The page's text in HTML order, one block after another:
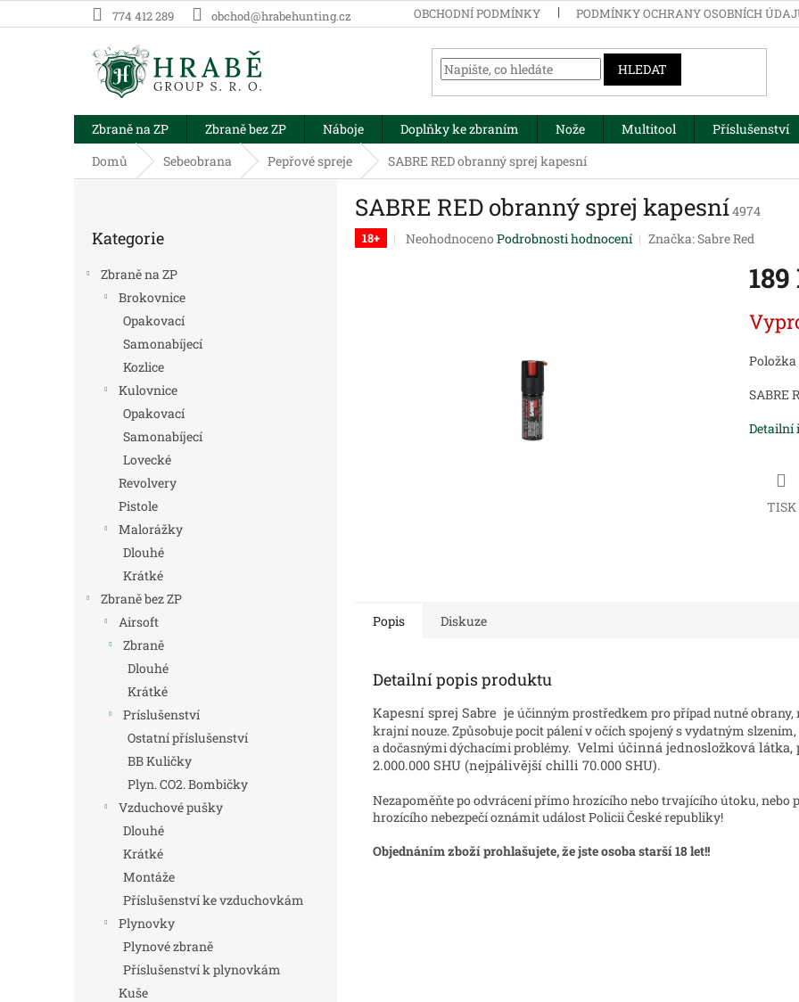
na
774 412 289 obchod@hrabehunting.cz OBCHODNÍ PODMÍNKY PODMÍNKY OCHRANY OSOBNÍCH
HLEDAT
Zbraně na ZP Zbraně bez ZP Náboje Doplňky ke zbraním Nože Multitool Příslušenství
Domů
Sebeobrana Pepřové spreje SABRE RED obranný sprej kapesní
kategorie
Kategorie
Zbraně na ZP
Brokovnice
Opakovací
Samonabíjecí
Kozlice
Kulovnice
Opakovací
Samonabíjecí
Lovecké
Revolvery
Pistole
Malorážky
Dlouhé
Krátké
Zbraně bez ZP
Airsoft
Zbraně
Dlouhé
Krátké
Príslušenství
Ostatní příslušenství
BB Kuličky
Plyn. CO2. Bombičky
Vzduchové pušky
Dlouhé
Krátké
Montáže
Příslušenství ke vzduchovkám
Plynovky
Plynové zbraně
Příslušenství k plynovkám
Kuše
SABRE RED obranný sprej kapesní4974
18+
Průměrné
Neohodnoceno Podrobnosti hodnocení Značka:Sabre Red
cena:
SABRE
Detailní
TISK
Popis Diskuze
Detailní popis produktu
Kapesní sprej Sabre je účinným prostředkem pro případ nutné obrany,
krajní nouze. Způsobuje pocit pálení v očích spojený s vydatným
a dočasnými dýchacími problémy. Velmi účinná jednosložková látka,
2.000.000 SHU (nejpálivější chilli 70.000 SHU).
Nezapoměňte po odvrácení přímo hrozícího nebo trvajícího útoku, nebo
hrozícího nebezpečí oznámit událost Policii České republiky!
Objednáním zboží prohlašujete, že jste osoba starší 18 let!!